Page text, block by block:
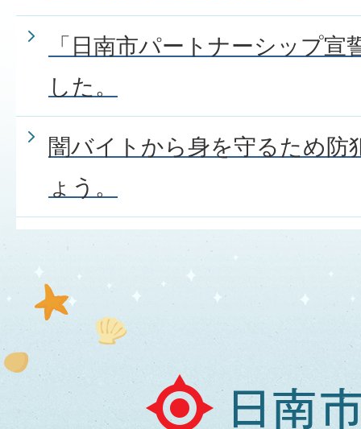
「日南市パートナーシップ
した。
闇バイトから身を守るため防
ょう。
日